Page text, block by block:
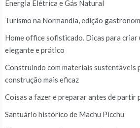
Energia Elétrica e Gás Natural
Turismo na Normandia, edição
Home office sofisticado. Dicas para criar
elegante e prático
Construindo com materiais sustentáveis
construção mais eficaz
Coisas a fazer e preparar antes de partir
Santuário histórico de Machu Picchu